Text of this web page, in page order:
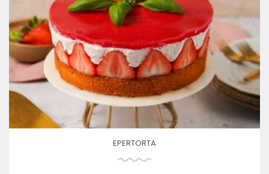
EPERTORTA